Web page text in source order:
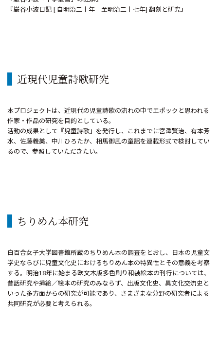
『巌谷小波日記 [ 自明治二十年 至明治二十七年] 翻刻と研究』
近現代児童詩歌研究
本プロジェクトは、近現代の児童詩歌の流れの中でエポックと思われる
作家・作品の研究を目的としている。
活動の成果として『児童詩歌』を発行し、これまでに宮澤賢治、有本芳
水、佐藤義美、中川ひろたか、相馬御風の童謡を連載形式で検討してい
るので、参照していただきたい。
ちりめん本研究
白百合女子大学図書館所蔵のちりめん本の調査をとおし、日本の児童文
学史ならびに児童文化史におけるちりめん本の特異性とその意義を考察
する。明治18年に始まる欧文木版多色刷り和装絵本の刊行については、
昔話研究や挿絵／絵本の研究のみならず、出版文化史、異文化交流史と
いった多方面からの研究が可能であり、さまざまな分野の研究者による
共同研究が必要と考えられる。